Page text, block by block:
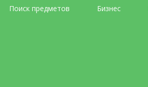
Поиск предметов Бизнес